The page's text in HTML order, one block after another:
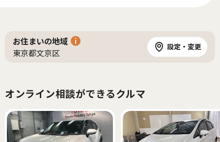
お住まいの地域
東京都文京区
設定・変更
オンライン相談ができるクルマ